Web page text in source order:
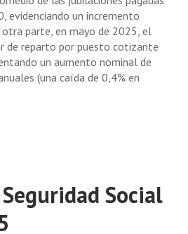
evidenciando un incremento
parte, en mayo de 2025, el
de reparto por puesto cotizante
un aumento nominal de
(una caída de 0,4% en
Social